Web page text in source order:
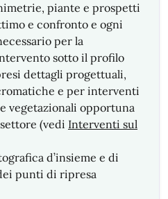
piante e prospetti
e confronto e ogni
per la
sotto il profilo
dettagli progettuali,
e per interventi
vegetazionali opportuna
(vedi Interventi sul
d’insieme e di
punti di ripresa